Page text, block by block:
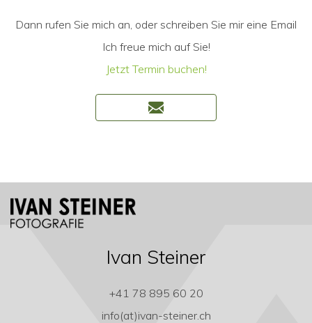
Dann rufen Sie mich an, oder schreiben Sie mir eine Email
Ich freue mich auf Sie!
Jetzt Termin buchen!
Ivan Steiner
+41 78 895 60 20
info(at)ivan-steiner.ch